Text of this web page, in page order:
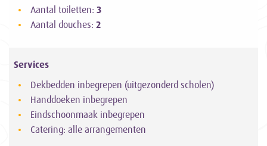
Aantal toiletten: 3
Aantal douches: 2
Services
Dekbedden inbegrepen (uitgezonderd scholen)
Handdoeken inbegrepen
Eindschoonmaak inbegrepen
Catering: alle arrangementen